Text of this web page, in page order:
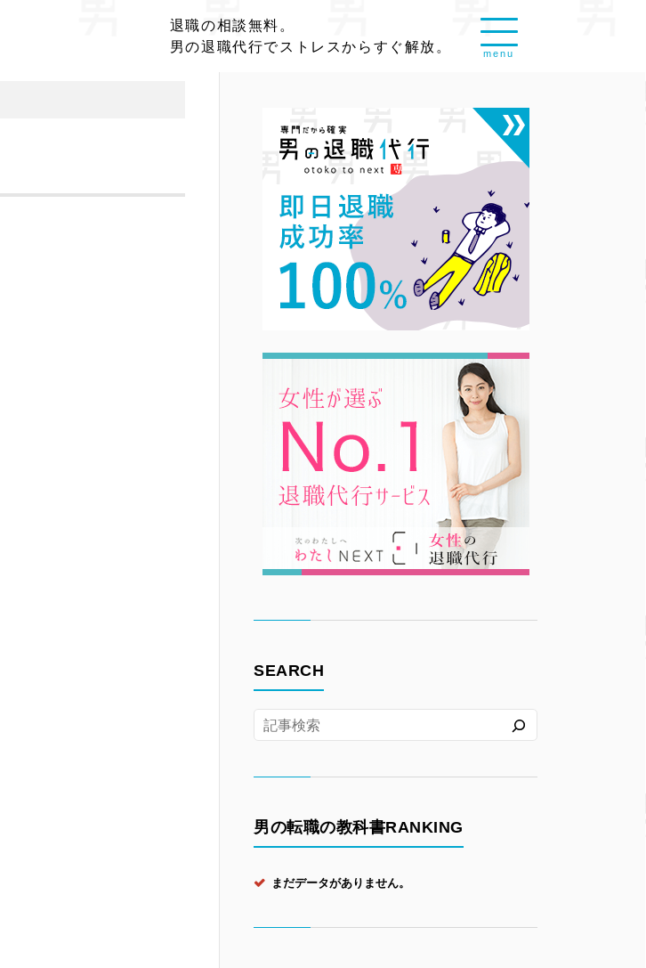
退職の相談無料。
男の退職代行でストレスからすぐ解放。
menu
SEARCH
男の転職の教科書RANKING
まだデータがありません。